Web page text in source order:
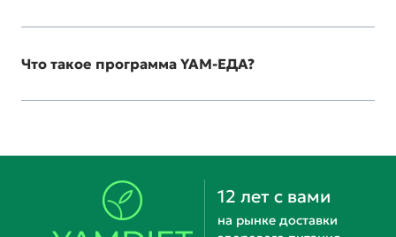
Что такое программа YAM-ЕДА?